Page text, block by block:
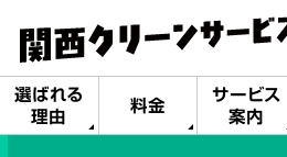
選ばれる
理由
料金
サービス
案内